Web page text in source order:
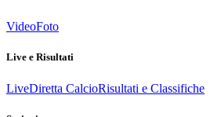
VideoFoto
Live e Risultati
LiveDiretta CalcioRisultati e Classifiche